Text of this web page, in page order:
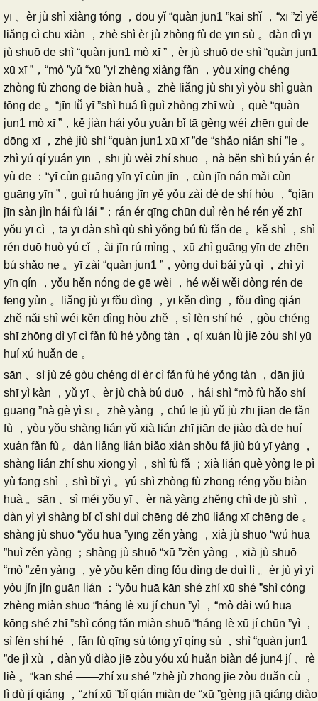
yī 、èr jù shì xiàng tóng ，dōu yǐ “quàn jun1 ”kāi shǐ ，“xī ”zì yě
liǎng cì chū xiàn ，zhè shì èr jù zhòng fù de yīn sù 。dàn dì yī
jù shuō de shì “quàn jun1 mò xī ”，èr jù shuō de shì “quàn jun1
xū xī ”，“mò ”yǔ “xū ”yì zhèng xiàng fǎn ，yòu xíng chéng
zhòng fù zhōng de biàn huà 。zhè liǎng jù shī yì yòu shì guàn
tōng de 。“jīn lǚ yī ”shì huá lì guì zhòng zhī wù ，què “quàn
jun1 mò xī ”，kě jiàn hái yǒu yuǎn bǐ tā gèng wéi zhēn guì de
dōng xī ，zhè jiù shì “quàn jun1 xū xī ”de “shǎo nián shí ”le 。
zhì yú qí yuán yīn ，shī jù wèi zhí shuō ，nà běn shì bú yán ér
yù de ：“yī cùn guāng yīn yī cùn jīn ，cùn jīn nán mǎi cùn
guāng yīn ”，guì rú huáng jīn yě yǒu zài dé de shí hòu ，“qiān
jīn sàn jìn hái fù lái ”；rán ér qīng chūn duì rèn hé rén yě zhī
yǒu yī cì ，tā yī dàn shì qù shì yǒng bú fù fǎn de 。kě shì ，shì
rén duō huò yú cǐ ，ài jīn rú mìng 、xū zhì guāng yīn de zhēn
bú shǎo ne 。yī zài “quàn jun1 ”，yòng duì bái yǔ qì ，zhì yì
yīn qín ，yǒu hěn nóng de gē wèi ，hé wěi wěi dòng rén de
fēng yùn 。liǎng jù yī fǒu dìng ，yī kěn dìng ，fǒu dìng qián
zhě nǎi shì wéi kěn dìng hòu zhě ，sì fèn shí hé ，gòu chéng
shī zhōng dì yī cì fǎn fù hé yǒng tàn ，qí xuán lǜ jiē zòu shì yū
huí xú huǎn de 。
sān 、sì jù zé gòu chéng dì èr cì fǎn fù hé yǒng tàn ，dān jiù
shī yì kàn ，yǔ yī 、èr jù chà bú duō ，hái shì “mò fù hǎo shí
guāng ”nà gè yì sī 。zhè yàng ，chú le jù yǔ jù zhī jiān de fǎn
fù ，yòu yǒu shàng lián yǔ xià lián zhī jiān de jiào dà de huí
xuán fǎn fù 。dàn liǎng lián biǎo xiàn shǒu fǎ jiù bú yī yàng ，
shàng lián zhí shū xiōng yì ，shì fù fǎ ；xià lián què yòng le pì
yù fāng shì ，shì bǐ yì 。yú shì zhòng fù zhōng réng yǒu biàn
huà 。sān 、sì méi yǒu yī 、èr nà yàng zhěng chì de jù shì ，
dàn yì yì shàng bǐ cǐ shì duì chēng dé zhū liǎng xī chēng de 。
shàng jù shuō “yǒu huā ”yīng zěn yàng ，xià jù shuō “wú huā
”huì zěn yàng ；shàng jù shuō “xū ”zěn yàng ，xià jù shuō
“mò ”zěn yàng ，yě yǒu kěn dìng fǒu dìng de duì lì 。èr jù yì yì
yòu jǐn jǐn guān lián ：“yǒu huā kān shé zhí xū shé ”shì cóng
zhèng miàn shuō “háng lè xū jí chūn ”yì ，“mò dài wú huā
kōng shé zhī ”shì cóng fǎn miàn shuō “háng lè xū jí chūn ”yì ，
sì fèn shí hé ，fǎn fù qīng sù tóng yī qíng sù ，shì “quàn jun1
”de jì xù ，dàn yǔ diào jiē zòu yóu xú huǎn biàn dé jun4 jí 、rè
liè 。“kān shé ——zhí xū shé ”zhè jù zhōng jiē zòu duǎn cù ，
lì dù jí qiáng ，“zhí xū ”bǐ qián miàn de “xū ”gèng jiā qiáng diào